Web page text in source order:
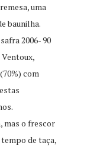
uma
baunilha.
2006- 90
com
mas o frescor
de taça,